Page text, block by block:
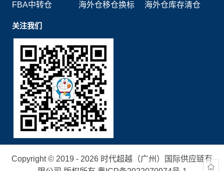
FBA中转仓
海外仓移仓换标 海外仓库存清仓
关注我们
Copyright © 2019 - 2026 时代超越（广州）国际供应链有